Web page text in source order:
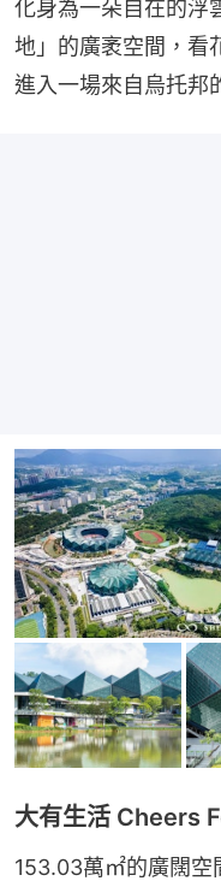
化身為一朵自在的浮
地」的廣袤空間，看
進入一場來自烏托邦
大有生活 Cheers
153.03萬㎡的廣闊空